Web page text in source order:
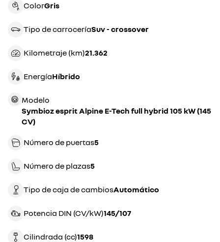
Color gris
Tipo de carrocería suv - crossover
Kilometraje (km) 21.362
Energía híbrido
Modelo
Symbioz esprit Alpine E-Tech full hybrid 105 kW (145
CV)
Número de puertas5
Número de plazas5
Tipo de caja de cambios automático
Potencia DIN (CV/kW) 145/107
Cilindrada (cc) 1598